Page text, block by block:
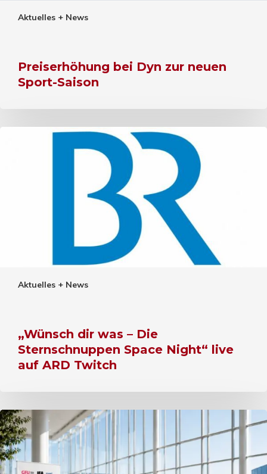
Aktuelles + News
Preiserhöhung bei Dyn zur neuen
Sport-Saison
Aktuelles + News
„Wünsch dir was – Die
Sternschnuppen Space Night“ live
auf ARD Twitch